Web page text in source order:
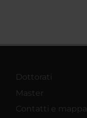
Dottorati
Master
Contatti e mappa